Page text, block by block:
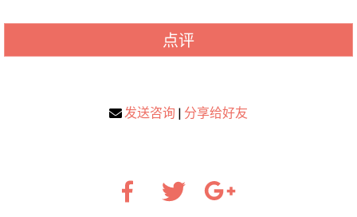
点评
发送咨询 | 分享给好友